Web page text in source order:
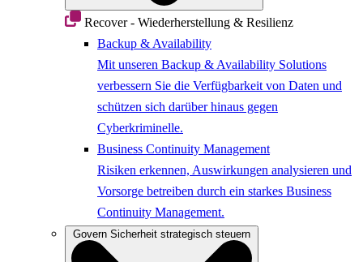
Recover - Wiederherstellung & Resilienz
Backup & Availability
Mit unseren Backup & Availability Solutions
verbessern Sie die Verfügbarkeit von Daten und
schützen sich darüber hinaus gegen
Cyberkriminelle.
Business Continuity Management
Risiken erkennen, Auswirkungen analysieren und
Vorsorge betreiben durch ein starkes Business
Continuity Management.
Govern Sicherheit strategisch steuern